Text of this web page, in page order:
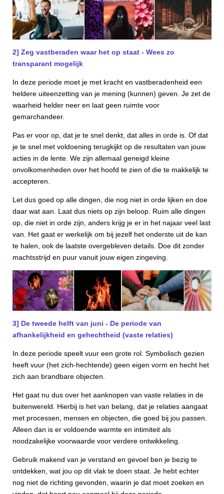
2] Zeg vastberaden waar het op staat - Wees zo
transparant mogelijk
In deze periode moet je met kracht en vastberadenheid een
heldere uiteenzetting van je mening (kunnen) geven. Je zet de
waarheid helder neer en laat geen ruimte voor
gemarchandeer.
Pas er voor op, dat je te snel denkt, dat alles in orde is. Of dat
je te snel met voldoening terugkijkt op de resultaten van jouw
acties in de lente. We zijn allemaal geneigd kleine
onvolkomenheden over het hoofd te zien of die te makkelijk te
accepteren.
Let dus goed op alle dingen, die nog niet in orde lijken en doe
daar wat aan. Laat dus niets op zijn beloop. Ruim alle dingen
op, die niet in orde zijn, anders krijg je er in het najaar veel last
van. Het gaat er werkelijk om bij jezelf het onderste uit de kan
te halen, ook de laatste overgebleven details. Doe dit zonder
machtsstrijd en puur vanuit jouw eigen zingeving.
3] De tweede helft van juni - De periode van
afhankelijkheid en gehechtheid (vaste relaties)
In deze periode speelt vuur een grote rol. Symbolisch gezien
heeft vuur (het zich-hechtende) geen eigen vorm en hecht het
zich aan brandbare objecten.
Het gaat nu dus over het aanknopen van vaste relaties in de
buitenwereld. Hierbij is het van belang, dat je relaties aangaat
met processen, mensen en objecten, die goed bij jou passen.
Alleen dan is er voldoende warmte en intimiteit als
noodzakelijke voorwaarde voor verdere ontwikkeling.
Gebruik makend van je verstand en gevoel ben je bezig te
ontdekken, wat jou op dit vlak te doen staat. Je hebt echter
nog niet de richting gevonden, waarin je dat moet zoeken en